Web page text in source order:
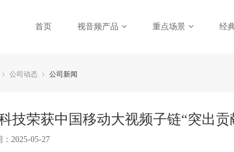
首页 视音频产品 重点场景 经
公司动态 公司新闻
技荣获中国移动大视频子链“突出贡
2025-05-27